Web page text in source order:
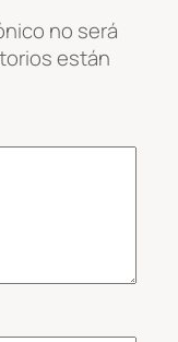
no será
están